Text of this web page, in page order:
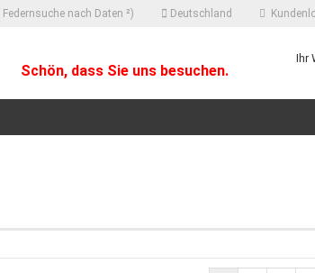
Federnsuche nach Daten ²) Deutschland
Konto erstellen
Schön, dass Sie uns besuchen.
Ihr